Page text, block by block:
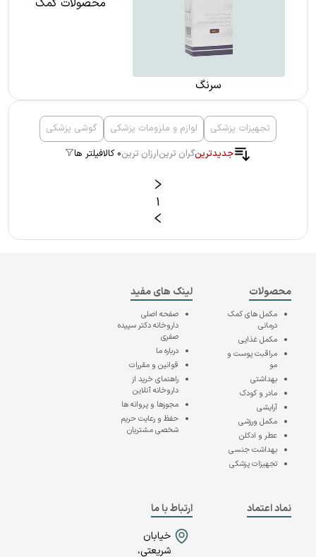
سرنگ
تجهیزات پزشکی لوازم و ملزومات پزشکی
گوشی پزشکی
جدیدترینگران ترینارزان ترین0 کالا فیلتر ها
1
محصولات
مکمل های کمک
درمانی
مکمل غذایی
مراقبت پوست و
مو
بهداشتی
مادر و کودک
آرایشی
مکمل ورزشی
عطر و ادکلن
بهداشت جنسی
تجهیزات پزشکی
لینک های مفید
صفحه اصلی
داروخانه دکتر سپیده
صفری
درباره ما
قوانین و مقررات
راهنمای خرید از
داروخانه آنلاین
مجوزها و پروانه ها
حفظ و رعایت حریم
شخصی مشتریان
نماد اعتماد
ارتباط با ما
خیابان
شریعتی،